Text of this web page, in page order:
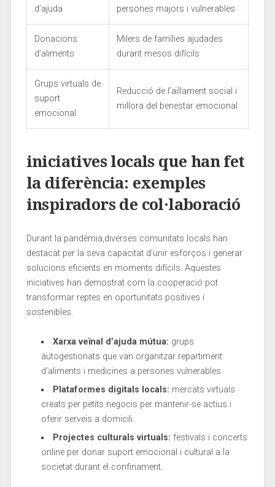
d’ajuda
persones majors i vulnerables
Donacions
⁢d’aliments
Milers de famílies ajudades
durant mesos difícils
Grups virtuals de
⁣suport
emocional
Reducció ‍de l’aïllament social i
millora del benestar emocional
iniciatives locals‍ que han fet
la diferència: exemples
inspiradors de col·laboració
Durant la pandèmia,diverses comunitats locals‌ han
destacat per la seva capacitat d’unir ​esforços i generar​
solucions⁣ eficients en moments‌ difícils. Aquestes
⁤iniciatives han demostrat com⁢ la cooperació ⁤pot
transformar reptes en oportunitats positives‌ i
sostenibles.
Xarxa ⁣veïnal d’ajuda mútua: grups
autogestionats que van organitzar repartiment
d’aliments i medicines a persones ⁣vulnerables.
Plataformes digitals locals: mercats virtuals
creats per petits negocis per mantenir-se actius i
oferir serveis a domicili.
Projectes ⁢culturals virtuals: festivals i ​concerts
online per⁢ donar ⁢suport emocional i cultural ​a la
societat⁢ durant el confinament.